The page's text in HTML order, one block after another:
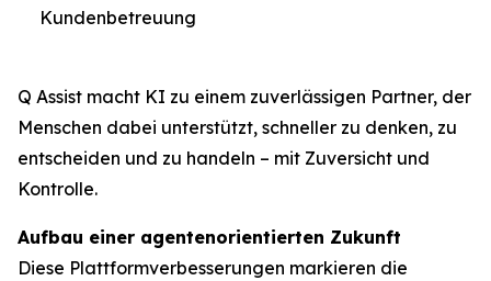
Kundenbetreuung
Q Assist macht KI zu einem zuverlässigen Partner, der
Menschen dabei unterstützt, schneller zu denken, zu
entscheiden und zu handeln – mit Zuversicht und
Kontrolle.
Aufbau einer agentenorientierten Zukunft
Diese Plattformverbesserungen markieren die